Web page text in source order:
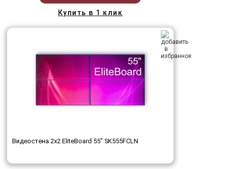
Купить в 1 клик
Видеостена 2x2 EliteBoard 55" SK555FCLN